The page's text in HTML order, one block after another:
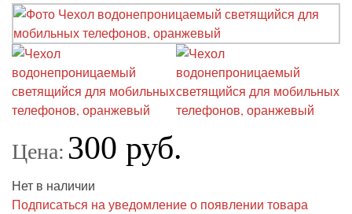
Цена: 300 руб.
Нет в наличии
Подписаться на уведомление о появлении товара